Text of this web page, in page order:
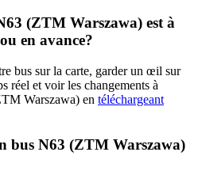
(ZTM Warszawa) est à
en avance?
bus sur la carte, garder un œil sur
réel et voir les changements à
Warszawa) en téléchargeant
bus N63 (ZTM Warszawa)